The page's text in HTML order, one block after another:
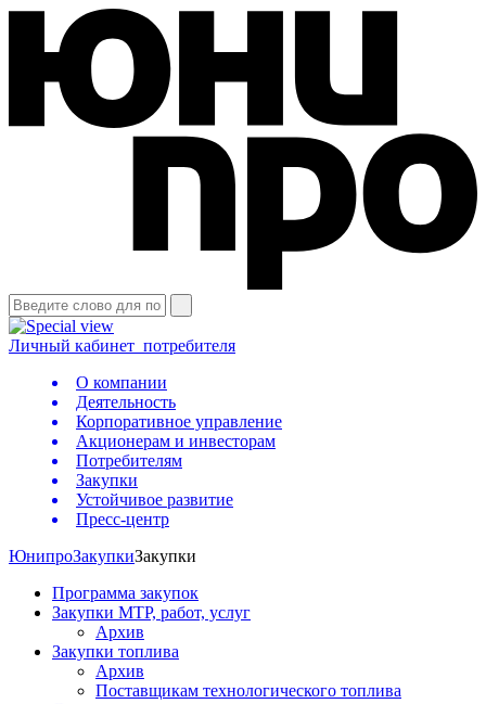
Личный кабинет потребителя
О компании
Деятельность
Корпоративное управление
Акционерам и инвесторам
Потребителям
Закупки
Устойчивое развитие
Пресс-центр
ЮнипроЗакупкиЗакупки
Программа закупок
Закупки МТР, работ, услуг
Архив
Закупки топлива
Архив
Поставщикам технологического топлива